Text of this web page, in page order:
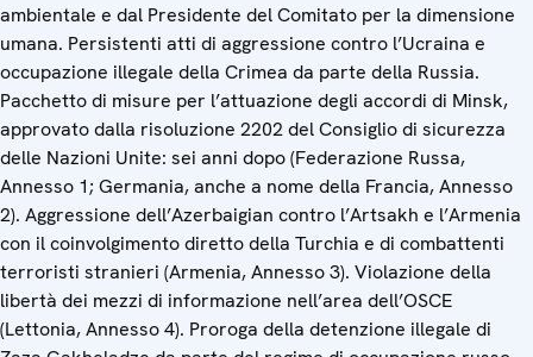
ambientale e dal Presidente del Comitato per la dimensione
umana. Persistenti atti di aggressione contro l’Ucraina e
occupazione illegale della Crimea da parte della Russia.
Pacchetto di misure per l’attuazione degli accordi di Minsk,
approvato dalla risoluzione 2202 del Consiglio di sicurezza
delle Nazioni Unite: sei anni dopo (Federazione Russa,
Annesso 1; Germania, anche a nome della Francia, Annesso
2). Aggressione dell’Azerbaigian contro l’Artsakh e l’Armenia
con il coinvolgimento diretto della Turchia e di combattenti
terroristi stranieri (Armenia, Annesso 3). Violazione della
libertà dei mezzi di informazione nell’area dell’OSCE
(Lettonia, Annesso 4). Proroga della detenzione illegale di